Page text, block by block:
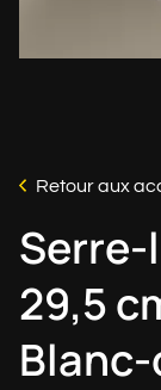
Retour aux
Serre-
29,5